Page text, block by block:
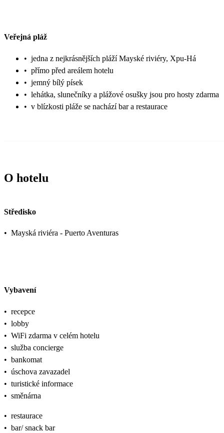
Veřejná pláž
• jedna z nejkrásnějších pláží Mayské riviéry, Xpu-Há
• přímo před areálem hotelu
• jemný bílý písek
• lehátka, slunečníky a plážové osušky jsou pro hosty zdarma
• v blízkosti pláže se nachází bar a restaurace
O hotelu
Středisko
• Mayská riviéra - Puerto Aventuras
Vybavení
• recepce
• lobby
• WiFi zdarma v celém hotelu
• služba concierge
• bankomat
• úschova zavazadel
• turistické informace
• směnárna
• restaurace
• bar/ snack bar